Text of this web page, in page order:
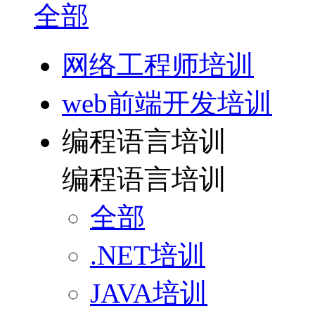
全部
网络工程师培训
web前端开发培训
编程语言培训
编程语言培训
全部
.NET培训
JAVA培训